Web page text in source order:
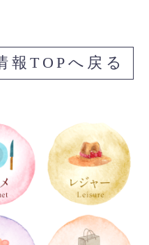
報TOPへ戻る